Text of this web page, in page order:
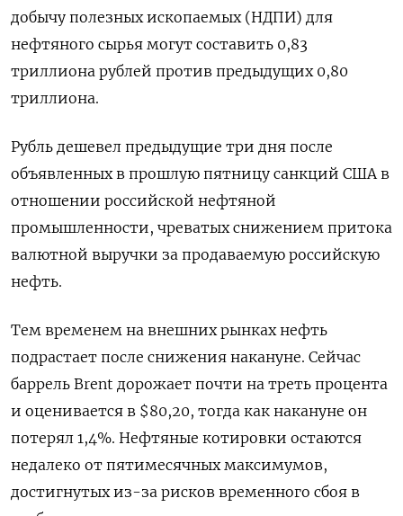
добычу полезных ископаемых (НДПИ) для
нефтяного сырья могут составить 0,83
триллиона рублей против предыдущих 0,80
триллиона.
Рубль дешевел предыдущие три дня после
объявленных в прошлую пятницу санкций США в
отношении российской нефтяной
промышленности, чреватых снижением притока
валютной выручки за продаваемую российскую
нефть.
Тем временем на внешних рынках нефть
подрастает после снижения накануне. Сейчас
баррель Brent дорожает почти на треть процента
и оценивается в $80,20, тогда как накануне он
потерял 1,4%. Нефтяные котировки остаются
недалеко от пятимесячных максимумов,
достигнутых из-за рисков временного сбоя в